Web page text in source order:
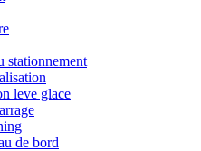
stationnement
leve glace
de bord